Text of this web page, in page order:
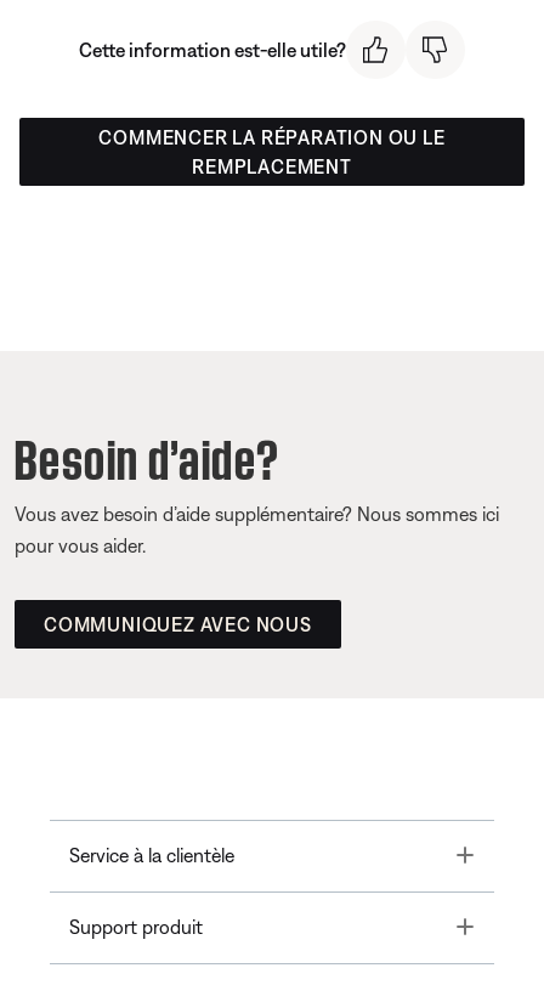
Cette information est-elle utile?
COMMENCER LA RÉPARATION OU LE
REMPLACEMENT
Besoin d’aide?
Vous avez besoin d’aide supplémentaire? Nous sommes ici
pour vous aider.
COMMUNIQUEZ AVEC NOUS
Service à la clientèle Toggle
Support produit Toggle